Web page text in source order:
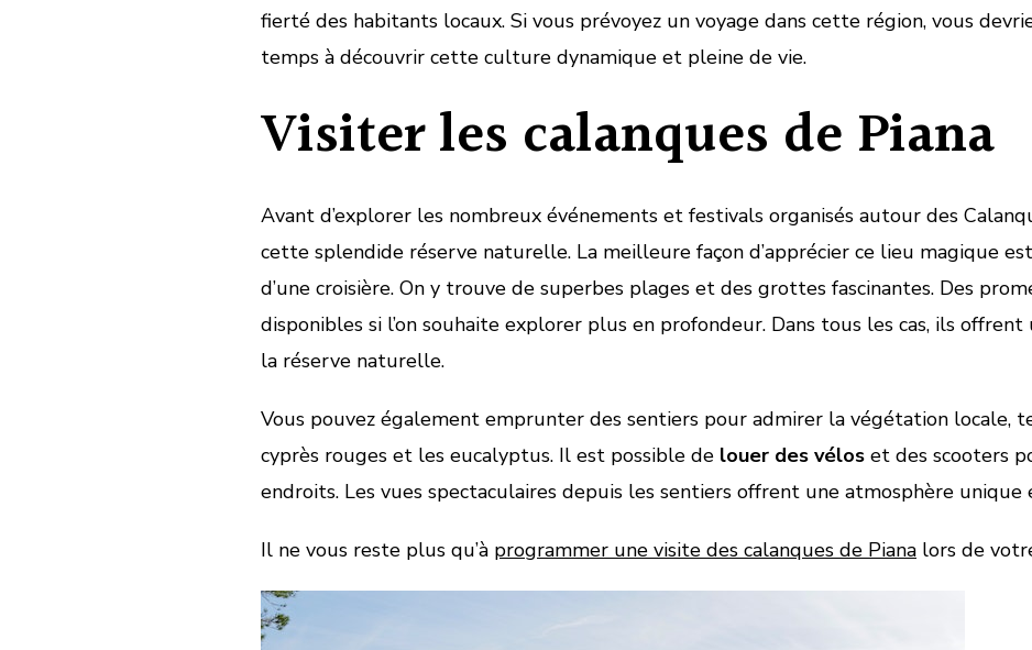
fierté des habitants locaux. Si vous prévoyez un voyage dans cette région, vous
temps à découvrir cette culture dynamique et pleine de vie.
Visiter les calanques de Piana
Avant d’explorer les nombreux événements et festivals organisés autour des
cette splendide réserve naturelle. La meilleure façon d’apprécier ce lieu magique
d’une croisière. On y trouve de superbes plages et des grottes fascinantes. Des
disponibles si l’on souhaite explorer plus en profondeur. Dans tous les cas, ils
la réserve naturelle.
Vous pouvez également emprunter des sentiers pour admirer la végétation locale,
cyprès rouges et les eucalyptus. Il est possible de louer des vélos et des scooters
endroits. Les vues spectaculaires depuis les sentiers offrent une atmosphère unique
Il ne vous reste plus qu’à programmer une visite des calanques de Piana lors de